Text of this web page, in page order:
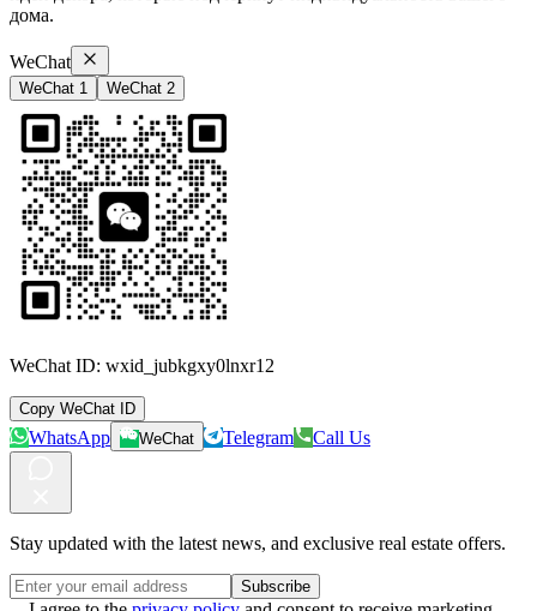
дома.
WeChat
WeChat 1 WeChat 2
WeChat ID: wxid_jubkgxy0lnxr12
Copy WeChat ID
WhatsApp WeChat Telegram Call Us
Stay updated with the latest news, and exclusive real estate offers.
Subscribe